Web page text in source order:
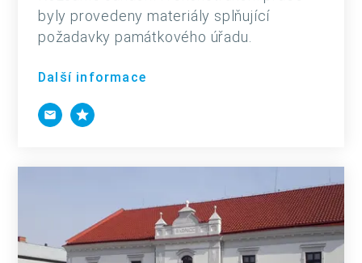
byly provedeny materiály splňující
požadavky památkového úřadu.
Další informace